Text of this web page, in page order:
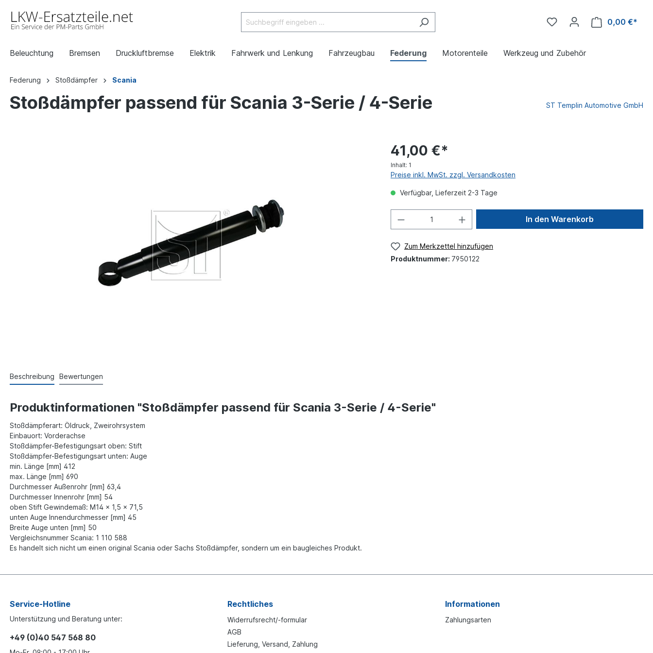
0,00 €*
Beleuchtung Bremsen Druckluftbremse Elektrik Fahrwerk und Lenkung Fahrzeugbau Federung Motorenteile Werkzeug und Zubehör
Federung Stoßdämpfer Scania
Stoßdämpfer passend für Scania 3-Serie / 4-Serie ST Templin Automotive GmbH
41,00 €*
Inhalt: 1
Preise inkl. MwSt. zzgl. Versandkosten
Verfügbar, Lieferzeit 2-3 Tage
In den Warenkorb
Zum Merkzettel hinzufügen
Produktnummer: 7950122
Beschreibung Bewertungen
Produktinformationen "Stoßdämpfer passend für Scania 3-Serie / 4-Serie"
Stoßdämpferart: Öldruck, Zweirohrsystem
Einbauort: Vorderachse
Stoßdämpfer-Befestigungsart oben: Stift
Stoßdämpfer-Befestigungsart unten: Auge
min. Länge [mm] 412
max. Länge [mm] 690
Durchmesser Außenrohr [mm] 63,4
Durchmesser Innenrohr [mm] 54
oben Stift Gewindemaß: M14 x 1,5 x 71,5
unten Auge Innendurchmesser [mm] 45
Breite Auge unten [mm] 50
Vergleichsnummer Scania: 1 110 588
Es handelt sich nicht um einen original Scania oder Sachs Stoßdämpfer, sondern um ein baugleiches Produkt.
Service-Hotline
Unterstützung und Beratung unter:
+49 (0)40 547 568 80
Rechtliches
Widerrufsrecht/-formular
AGB
Lieferung, Versand, Zahlung
Informationen
Zahlungsarten